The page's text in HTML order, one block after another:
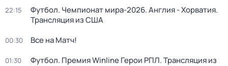
22:15
Футбол. Чемпионат мира-2026. Англия - Хорватия.
Трансляция из США
00:30 Все на Матч!
01:30
Футбол. Премия Winline Герои РПЛ. Трансляция из